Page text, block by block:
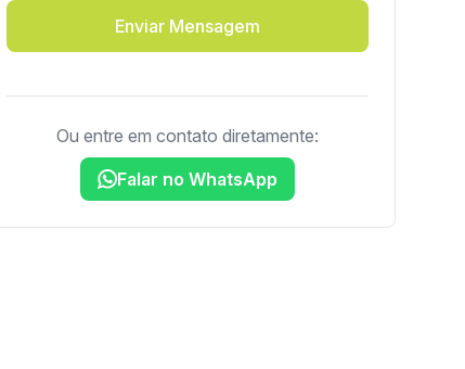
Enviar Mensagem
Ou entre em contato diretamente:
Falar no WhatsApp